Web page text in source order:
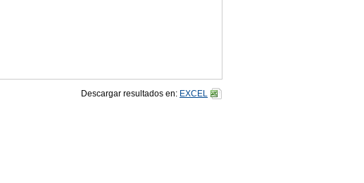
Descargar resultados en: EXCEL